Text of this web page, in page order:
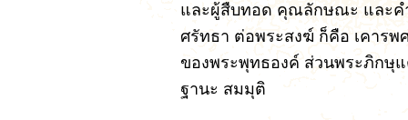
และผู้สืบทอด คุณลักษณะ และค
ศรัทธา ต่อพระสงฆ์ ก็คือ เคาร
ของพระพุทธองค์ ส่วนพระภิกษุ
ฐานะ สมมุติ